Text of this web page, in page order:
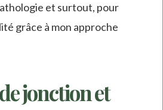
et surtout, pour
grâce à mon approche
jonction et